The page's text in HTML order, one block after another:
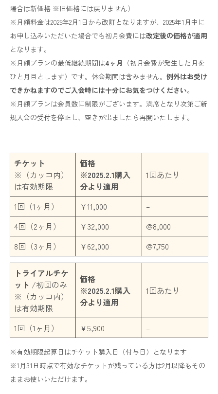
場合は新価格 ※旧価格には戻りません）
※月額料金は2025年2月1日から改訂となりますが、2025年1月中に
お申し込みいただいた場合でも初月会費には改定後の価格が適用
となります。
※月額プランの最低継続期間は4ヶ月 （初月会費が発生した月を
ひと月目とします）です。休会期間は含みません。 例外はお受け
できかねますのでご入会時には十分にお気をつけください。
※月額プランは会員数に制限がございます。満席となり次第ご新
規入会の受付を停止し、空きが出ましたら再開いたします。
チケット
※（カッコ内）
は有効期限
価格
※2025.2.1購入
分より適用
1回あたり
1回（1ヶ月） ¥11,000
–
4回（2ヶ月）
¥32,000
@8,000
8回（3ヶ月）
¥62,000 @7,750
トライアルチケ
ット /初回のみ
※（カッコ内）
は有効期限
価格
※2025.2.1購入
分より適用
1回あたり
1回（1ヶ月） ¥5,900 –
※有効期限起算日はチケット購入日（付与日）となります
※1月31日時点で有効なチケットが残っている方は2月以降もその
ままお使いいただけます。